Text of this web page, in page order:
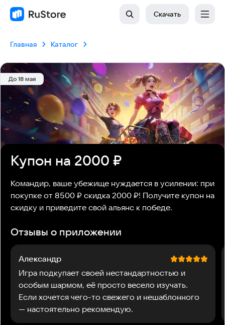
Скачать
Главная Каталог
До 18 мая
Купон на 2000 ₽
Командир, ваше убежище нуждается в усилении: при
покупке от 8500 ₽ скидка 2000 ₽! Получите купон на
скидку и приведите свой альянс к победе.
Отзывы о приложении
Александр
Игра подкупает своей нестандартностью и
особым шармом, её просто весело изучать.
Если хочется чего-то свежего и нешаблонного
— настоятельно рекомендую.